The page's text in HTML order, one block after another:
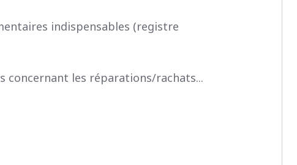
indispensables (registre
concernant les réparations/rachats...